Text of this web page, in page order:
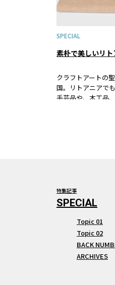
SPECIAL
クラフトアートの
国。リトアニアで
手芸品や、木工品
特集記事
Topic 01
Topic 02
BACK
ARCHIVES